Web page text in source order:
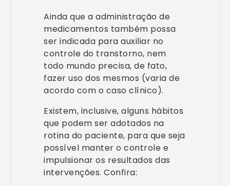
Ainda que a administração de
medicamentos também possa
ser indicada para auxiliar no
controle do transtorno, nem
todo mundo precisa, de fato,
fazer uso dos mesmos (varia de
acordo com o caso clínico).
Existem, inclusive, alguns hábitos
que podem ser adotados na
rotina do paciente, para que seja
possível manter o controle e
impulsionar os resultados das
intervenções. Confira: